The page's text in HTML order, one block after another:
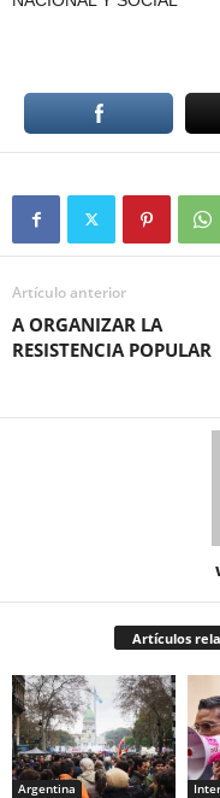
Artículo anterior
A ORGANIZAR LA
RESISTENCIA POPULAR
Artículos
Argentina